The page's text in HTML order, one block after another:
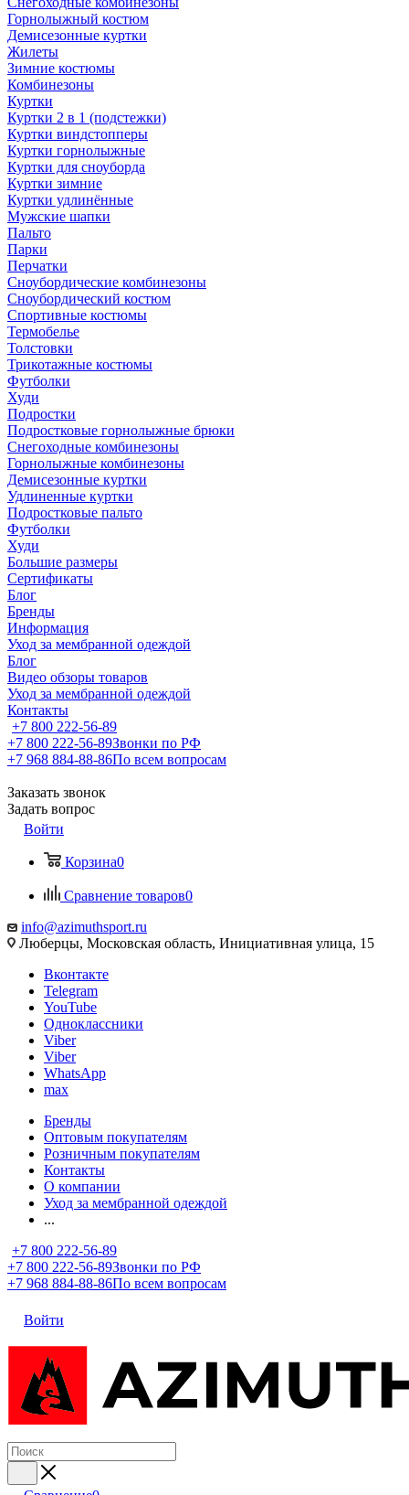
Горнолыжный костюм
Демисезонные куртки
Жилеты
Зимние костюмы
Комбинезоны
Куртки
Куртки 2 в 1 (подстежки)
Куртки виндстопперы
Куртки горнолыжные
Куртки для сноуборда
Куртки зимние
Куртки удлинённые
Мужские шапки
Пальто
Парки
Перчатки
Сноубордические комбинезоны
Сноубордический костюм
Спортивные костюмы
Термобелье
Толстовки
Трикотажные костюмы
Футболки
Худи
Подростки
Подростковые горнолыжные брюки
Снегоходные комбинезоны
Горнолыжные комбинезоны
Демисезонные куртки
Удлиненные куртки
Подростковые пальто
Футболки
Худи
Большие размеры
Сертификаты
Блог
Бренды
Информация
Уход за мембранной одеждой
Блог
Видео обзоры товаров
Уход за мембранной одеждой
Контакты
+7 800 222-56-89
+7 800 222-56-89Звонки по РФ
+7 968 884-88-86По всем вопросам
Заказать звонок
Задать вопрос
Войти
Корзина0
Сравнение товаров0
info@azimuthsport.ru
Люберцы, Московская область, Инициативная улица, 15
Вконтакте
Telegram
YouTube
Одноклассники
Viber
Viber
WhatsApp
max
Бренды
Оптовым покупателям
Розничным покупателям
Контакты
О компании
Уход за мембранной одеждой
...
+7 800 222-56-89
+7 800 222-56-89Звонки по РФ
+7 968 884-88-86По всем вопросам
Войти